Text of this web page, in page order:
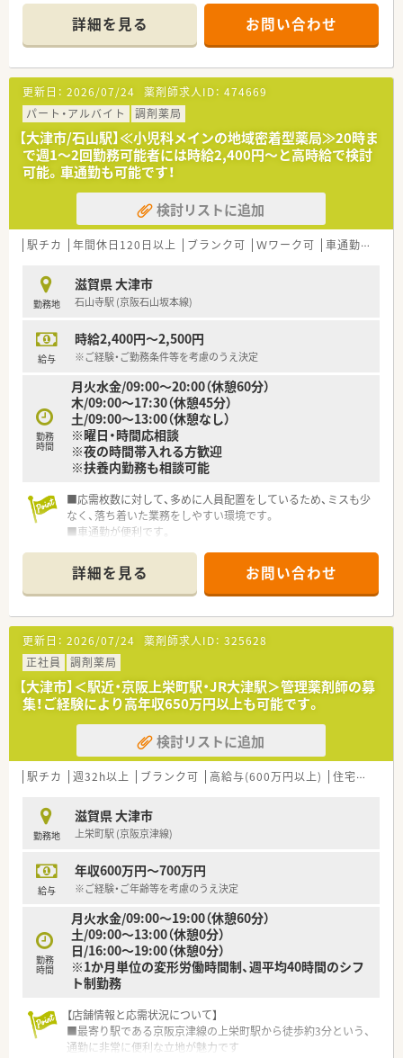
処方箋を応需している小児科が中心です。
■ 薬剤師は5名、事務員は3名体制で、常時複数名体制のためゆと
りをもって安心してご勤務いただけます。
【募集背景と求める人物像について】
■ 今回は増員募集であり、将来的に管理薬剤師としてご勤務い
ただける経験者を55歳までの方で募集しています。
■ ワークライフバランスを重視したい方を歓迎しており、ご経
験・ご希望を考慮して柔軟に採用を進めています。
■ 経験者を求めていますが、ブランクのある方でも相談可能で
あり、和気あいあいとした雰囲気で迎えてくれる環境です。
【勤務実態について】
■ 年間休日120日以上と休みが多く、ワークライフバランスを取
りながらの勤務が可能な環境です。
イフバランスを重視しているため少ないと推測されます。
■ 週休2日制で夏季・年末年始休暇もあり、プライベートの時間
をしっかり確保できる求人でございます。
詳細を見る お問い合わせ
更新日： 2026/07/24 薬剤師求人ID： 474669
パート・アルバイト
調剤薬局
【大津市/石山駅】≪小児科メインの地域密着型薬局≫20時ま
で週1～2回勤務可能者には時給2,400円～と高時給で検討
可能。車通勤も可能です！
検討リストに追加
駅チカ 年間休日120日以上 ブランク可 Ｗワーク可 車通勤可
勤務地
滋賀県 大津市
石山寺駅 (京阪石山坂本線)
給与
時給2,400円～2,500円
※ご経験・ご勤務条件等を考慮のうえ決定
勤務
時間
月火水金/09:00～20:00（休憩60分）
木/09:00～17:30（休憩45分）
土/09:00～13:00（休憩なし）
※曜日・時間応相談
※夜の時間帯入れる方歓迎
※扶養内勤務も相談可能
■応需枚数に対して、多めに人員配置をしているため、ミスも少
なく、落ち着いた業務をしやすい環境です。
■車通勤が便利です。
■早く正確にをモットーに皆さん業務に励まれています。
詳細を見る お問い合わせ
更新日： 2026/07/24 薬剤師求人ID： 325628
正社員
調剤薬局
【大津市】＜駅近・京阪上栄町駅・JR大津駅＞管理薬剤師の募
集！ご経験により高年収650万円以上も可能です。
検討リストに追加
駅チカ 週32h以上 ブランク可 高給与(600万円以上) 住宅補助(手当)あり
勤務地
滋賀県 大津市
上栄町駅 (京阪京津線)
給与
年収600万円～700万円
※ご経験・ご年齢等を考慮のうえ決定
勤務
時間
月火水金/09:00～19:00（休憩60分）
土/09:00～13:00（休憩0分）
日/16:00～19:00（休憩0分）
※1か月単位の変形労働時間制、週平均40時間のシフ
ト制勤務
【店舗情報と応需状況について】
■最寄り駅である京阪京津線の上栄町駅から徒歩約3分という、
通勤に非常に便利な立地が魅力です